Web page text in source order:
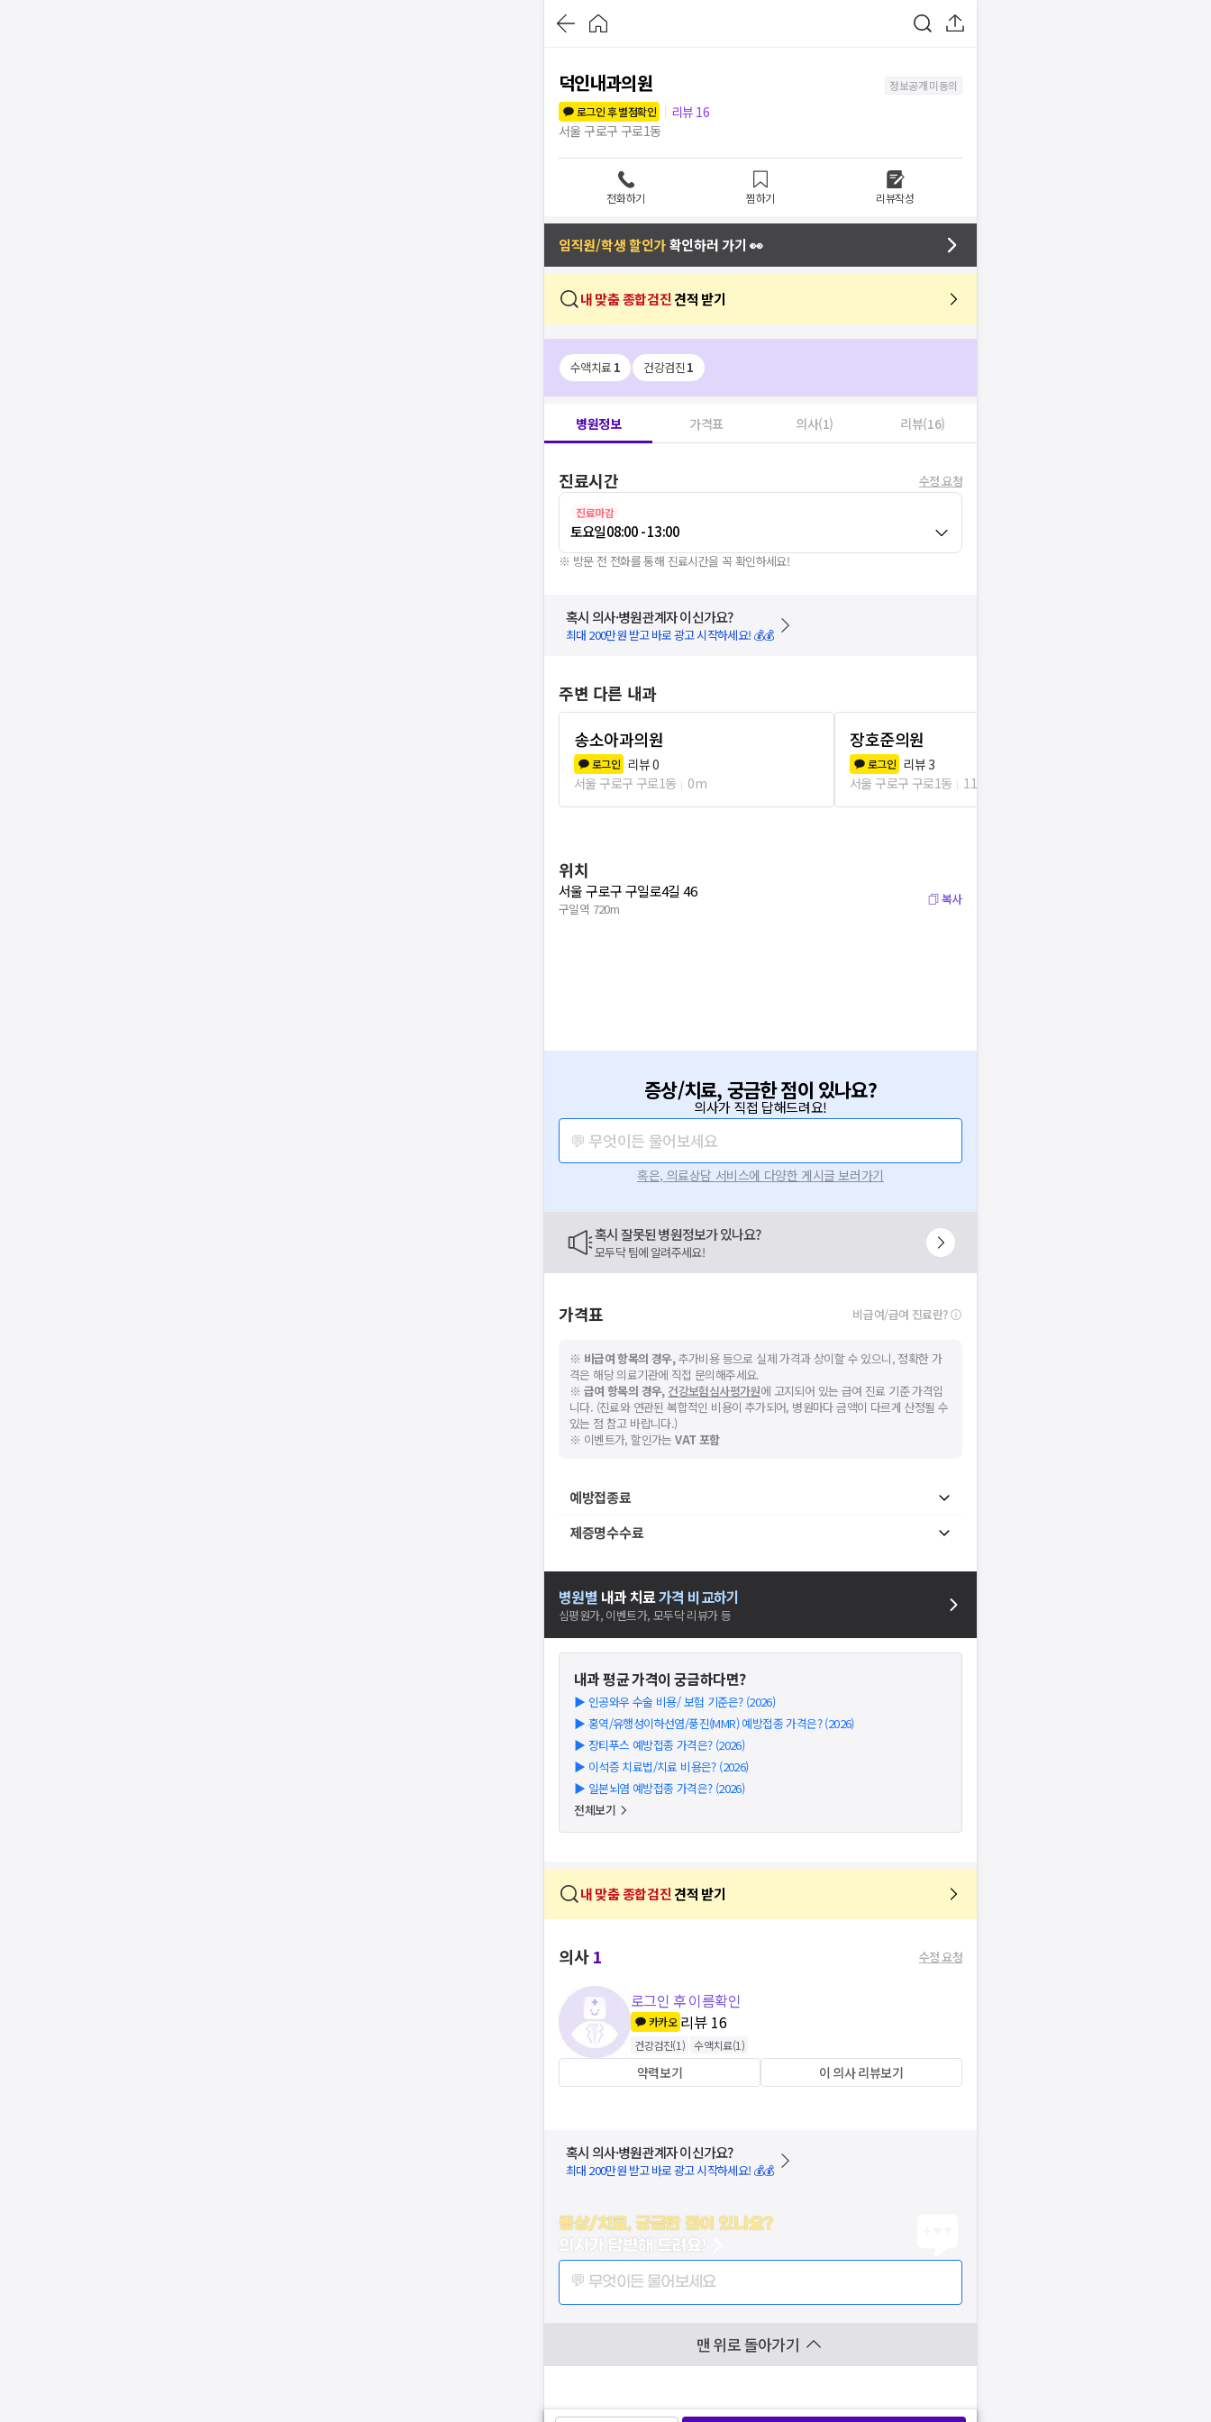
덕인내과의원
정보공개 미동의
로그인 후 별점확인
리뷰 16
서울 구로구 구로1동
전화하기 찜하기 리뷰작성
임직원/학생 할인가확인하러 가기 👀
내 맞춤 종합검진 견적 받기
수액치료 1 건강검진 1
병원정보 가격표 의사(1) 리뷰(16)
진료시간 수정 요청
진료마감
토요일08:00 - 13:00
※ 방문 전 전화를 통해 진료시간을 꼭 확인하세요!
혹시 의사·병원관계자 이신가요?
최대 200만원 받고 바로 광고 시작하세요! 💰💰
주변 다른 내과
송소아과의원
로그인 리뷰0
서울 구로구 구로1동
0m
장호준의원
로그인 리뷰 3
서울 구로구 구로1동
115m
위치
서울 구로구 구일로4길 46
구일역 720m
복사
증상/치료, 궁금한 점이 있나요?
의사가 직접 답해드려요!
💬 무엇이든 물어보세요
혹은, 의료상담 서비스에 다양한 게시글 보러가기
혹시 잘못된 병원정보가 있나요?
모두닥 팀에 알려주세요!
가격표 비급여/급여 진료란?
※ 비급여 항목의 경우,추가비용 등으로 실제 가격과 상이할 수 있으니, 정확한 가
격은 해당 의료기관에 직접 문의해주세요.
※ 급여 항목의 경우, 건강보험심사평가원에 고지되어 있는 급여 진료 기준 가격입
니다. (진료와 연관된 복합적인 비용이 추가되어, 병원마다 금액이 다르게 산정될 수
있는 점 참고 바랍니다.)
※ 이벤트가, 할인가는VAT 포함
예방접종료
제증명수수료
병원별 내과치료가격 비교하기
심평원가, 이벤트가, 모두닥 리뷰가 등
내과평균 가격이 궁금하다면?
▶ 인공와우 수술 비용/ 보험 기준은? (2026)
▶ 홍역/유행성이하선염/풍진(MMR) 예방접종 가격은? (2026)
▶ 장티푸스 예방접종 가격은? (2026)
▶ 이석증 치료법/치료 비용은? (2026)
▶ 일본뇌염 예방접종 가격은? (2026)
전체보기
내 맞춤 종합검진 견적 받기
의사1 수정 요청
로그인 후 이름확인
카카오 리뷰 16
건강검진(1) 수액치료(1)
약력보기 이 의사 리뷰보기
혹시 의사·병원관계자 이신가요?
최대 200만원 받고 바로 광고 시작하세요! 💰💰
증상/치료, 궁금한 점이 있나요?
의사가 답변해 드려요!
💬 무엇이든 물어보세요
맨 위로 돌아가기
네트워크 또는 서버의 일시적인 오류로, 잠시 후 다시 시도해주세요.
지속적으로 문제가 발생할 경우 모두닥 채널톡으로 문의해주세요.